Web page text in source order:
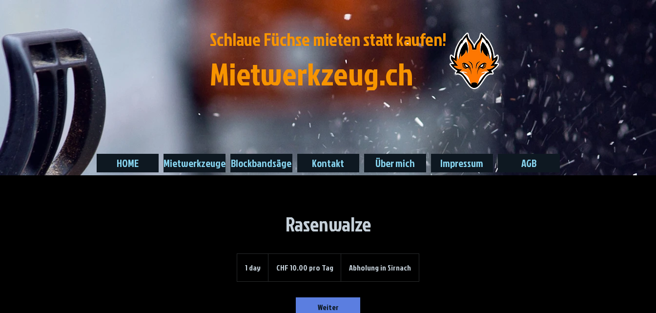
Schlaue Füchse mieten statt kaufen!
Mietwerkzeug.ch
HOME Mietwerkzeuge Blockbandsäge Kontakt Über mich Impressum AGB
Rasenwalze
1 day
d
CHF 10.00 pro Tag Abholung in Sirnach
Weiter